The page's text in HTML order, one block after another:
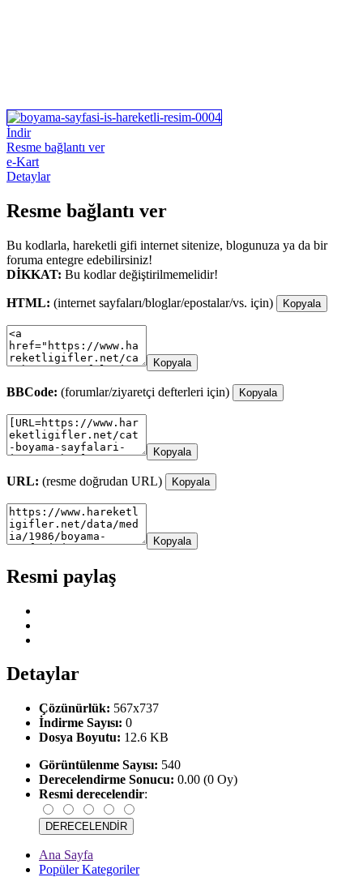
İndir
Resme bağlantı ver
e-Kart
Detaylar
Resme bağlantı ver
Bu kodlarla, hareketli gifi internet sitenize, blogunuza ya da bir
foruma entegre edebilirsiniz!
DİKKAT: Bu kodlar değiştirilmemelidir!
HTML: (internet sayfaları/bloglar/epostalar/vs. için) Kopyala
Kopyala
BBCode: (forumlar/ziyaretçi defterleri için) Kopyala
Kopyala
URL: (resme doğrudan URL) Kopyala
Kopyala
Resmi paylaş
Detaylar
Çözünürlük: 567x737
İndirme Sayısı: 0
Dosya Boyutu: 12.6 KB
Görüntülenme Sayısı: 540
Derecelendirme Sonucu: 0.00 (0 Oy)
Resmi derecelendir:
Ana Sayfa
Popüler Kategoriler